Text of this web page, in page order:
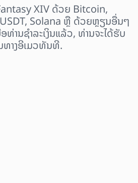
XIV ດ້ວຍ Bitcoin,
Solana ຫຼື ດ້ວຍຫຼຽນອື່ນໆ
ທ່ານຊຳລະເງິນແລ້ວ, ທ່ານຈະໄດ້ຮັບ
າງອີເມວທັນທີ.